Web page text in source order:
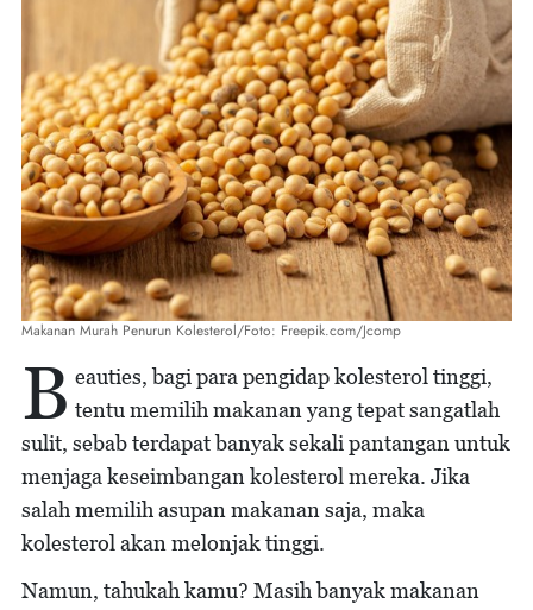
Makanan Murah Penurun Kolesterol/Foto: Freepik.com/Jcomp
B eauties, bagi para pengidap kolesterol tinggi,
tentu memilih makanan yang tepat sangatlah
sulit, sebab terdapat banyak sekali pantangan untuk
menjaga keseimbangan kolesterol mereka. Jika
salah memilih asupan makanan saja, maka
kolesterol akan melonjak tinggi.
Namun, tahukah kamu? Masih banyak makanan